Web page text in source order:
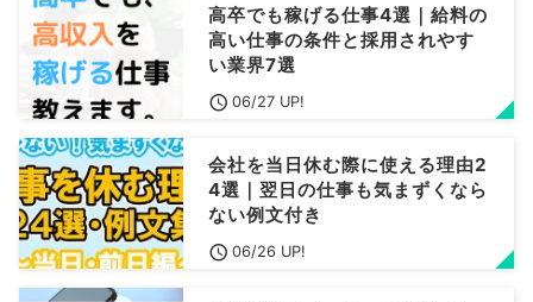
高卒でも稼げる仕事4選｜給料の
高い仕事の条件と採用されやす
い業界7選
06/27 UP!
会社を当日休む際に使える理由2
4選｜翌日の仕事も気まずくなら
ない例文付き
06/26 UP!